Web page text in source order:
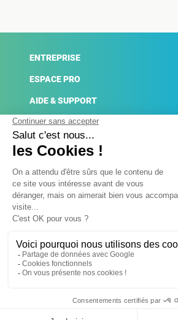
ENTREPRISE
ESPACE PRO
AIDE & SUPPORT
ACTUALITÉS
Mentions légales
Conditions générales de
Plateforme de